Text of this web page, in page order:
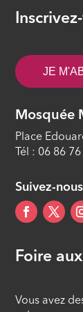
JE
Mosquée
Place
Tél : 06 86
Suivez-
Foire
Vous avez